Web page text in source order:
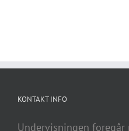
KONTAKT INFO
Undervisningen